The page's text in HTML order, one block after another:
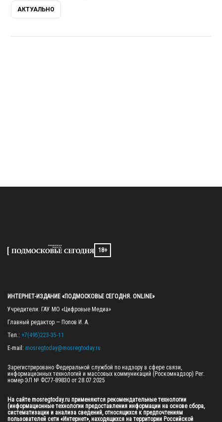
АКТУАЛЬНО
18+
ИНТЕРНЕТ-ИЗДАНИЕ «ПОДМОСКОВЬЕ СЕГОДНЯ. ONLINE»
Учредители: ГАУ МО «Цифровые Медиа»
Главный редактор — Попов И. А.
Тел.: +7(495)223-35-11
E-mail: mosregtoday@mosregtoday.ru
Зарегистрировано Федеральной службой по надзору в сфере связи,
информационных технологий и массовых коммуникаций (Роскомнадзор) Рег.
номер ЭЛ № ФС77-89830 от 28.07.2025
На сайте mosregtoday.ru применяются рекомендательные технологии
(информационные технологии предоставления информации на основе сбора,
систематизации и анализа сведений, относящихся к предпочтениям
пользователей сети «Интернет», находящихся на территории Российской